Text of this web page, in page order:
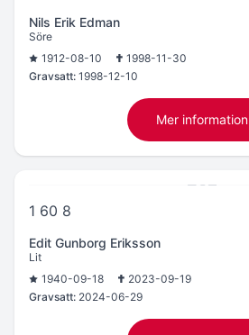
Nils Erik Edman
Söre
1912-08-10
1998-11-30
Gravsatt: 1998-12-10
Mer information
1 60 8
Edit Gunborg Eriksson
Lit
1940-09-18
2023-09-19
Gravsatt: 2024-06-29